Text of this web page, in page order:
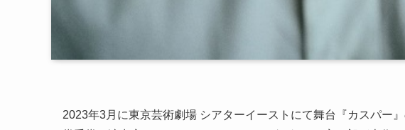
2023年3月に東京芸術劇場 シアターイーストにて舞台『カスパー